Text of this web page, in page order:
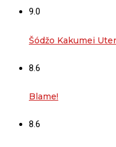
9.0
Šódžo Kakumei
8.6
Blame!
8.6